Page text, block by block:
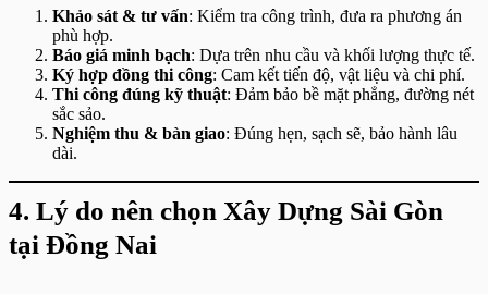
Khảo sát & tư vấn: Kiểm tra công trình, đưa ra phương án
phù hợp.
Báo giá minh bạch: Dựa trên nhu cầu và khối lượng thực tế.
Ký hợp đồng thi công: Cam kết tiến độ, vật liệu và chi phí.
Thi công đúng kỹ thuật: Đảm bảo bề mặt phẳng, đường nét
sắc sảo.
Nghiệm thu & bàn giao: Đúng hẹn, sạch sẽ, bảo hành lâu
dài.
4. Lý do nên chọn Xây Dựng Sài Gòn
tại Đồng Nai